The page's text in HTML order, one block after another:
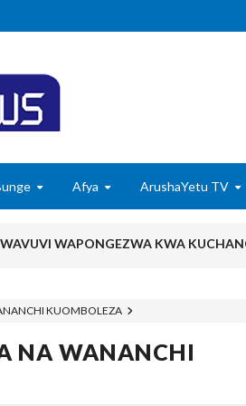
Afya ArushaYetu TV
WAPONGEZWA KWA
Na Mimi Na Kuanza Kutumia
Ikipotea Kisiri Bila Kufanya Cha
KUOMBOLEZA
NA WANANCHI